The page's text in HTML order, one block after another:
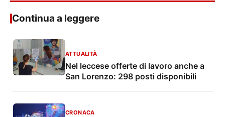
Continua a leggere
ATTUALITÀ
Nel leccese offerte di lavoro anche a
San Lorenzo: 298 posti disponibili
CRONACA